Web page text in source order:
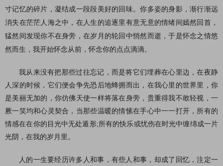
寸记忆的碎片，凝结成一段段美好的回味。你多姿的身影，渐行渐远
消失在茫茫人海之中，在人生的追逐里有意无意的情绪间嫣然回首，
猛然间发现你不在身旁，在岁月的轮回中悄然而逝，于是怀念之情悠
然而生，我开始怀念从前，怀念你的点点滴滴。
我从来没有把那些过往忘记，而是将它们埋葬在心里边，在夜静
人深的时候，它们便会争先恐后地蜂拥而出，在我心里的世界里，你
是美丽无加的，你仿佛天使一样将落在身旁，贵重得我不敢轻视，一
厥一笑均和心灵契合，当那些温暖的情愫在手心中一一打开，所有的
情感在在你的目光中无处遁形;所有的快乐或忧伤在时光中缠绵成一片
光阴，在我的岁月里。
人的一生要经历许多人和事，有些人和事，却成了回忆，注定一